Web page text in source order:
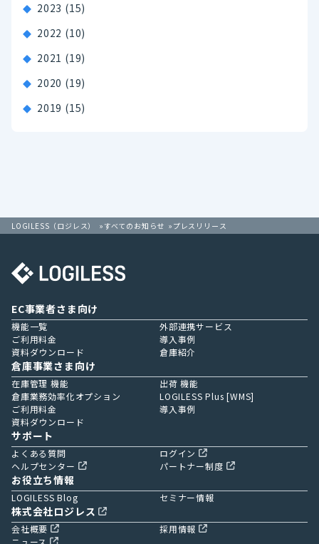
2023 (15)
2022 (10)
2021 (19)
2020 (19)
2019 (15)
LOGILESS（ロジレス） すべてのお知らせ プレスリリース
EC事業者さま向け
機能一覧
外部連携サービス
ご利用料金
導入事例
資料ダウンロード
倉庫紹介
倉庫事業さま向け
在庫管理 機能
出荷 機能
倉庫業務効率化オプション
LOGILESS Plus [WMS]
ご利用料金
導入事例
資料ダウンロード
サポート
よくある質問
ログイン
ヘルプセンター
パートナー制度
お役立ち情報
LOGILESS Blog セミナー情報
株式会社ロジレス
会社概要
採用情報